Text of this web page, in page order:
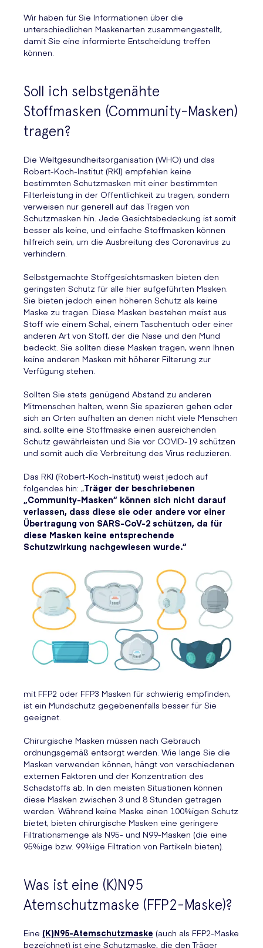
Wir haben für Sie Informationen über die
unterschiedlichen Maskenarten zusammengestellt,
damit Sie eine informierte Entscheidung treffen
können.
Soll ich selbstgenähte
Stoffmasken (Community-Masken)
tragen?
Die Weltgesundheitsorganisation (WHO) und das
Robert-Koch-Institut (RKI) empfehlen keine
bestimmten Schutzmasken mit einer bestimmten
Filterleistung in der Öffentlichkeit zu tragen, sondern
verweisen nur generell auf das Tragen von
Schutzmasken hin. Jede Gesichtsbedeckung ist somit
besser als keine, und einfache Stoffmasken können
hilfreich sein, um die Ausbreitung des Coronavirus zu
verhindern.
Selbstgemachte Stoffgesichtsmasken bieten den
geringsten Schutz für alle hier aufgeführten Masken.
Sie bieten jedoch einen höheren Schutz als keine
Maske zu tragen. Diese Masken bestehen meist aus
Stoff wie einem Schal, einem Taschentuch oder einer
anderen Art von Stoff, der die Nase und den Mund
bedeckt. Sie sollten diese Masken tragen, wenn Ihnen
keine anderen Masken mit höherer Filterung zur
Verfügung stehen.
Sollten Sie stets genügend Abstand zu anderen
Mitmenschen halten, wenn Sie spazieren gehen oder
sich an Orten aufhalten an denen nicht viele Menschen
sind, sollte eine Stoffmaske einen ausreichenden
Schutz gewährleisten und Sie vor COVID-19 schützen
und somit auch die Verbreitung des Virus reduzieren.
Das RKI (Robert-Koch-Institut) weist jedoch auf
folgendes hin: „Träger der beschriebenen
„Community-Masken“ können sich nicht darauf
verlassen, dass diese sie oder andere vor einer
Übertragung von SARS-CoV-2 schützen, da für
diese Masken keine entsprechende
Schutzwirkung nachgewiesen wurde.“
mit FFP2 oder FFP3 Masken für schwierig empfinden,
ist ein Mundschutz gegebenenfalls besser für Sie
geeignet.
Chirurgische Masken müssen nach Gebrauch
ordnungsgemäß entsorgt werden. Wie lange Sie die
Masken verwenden können, hängt von verschiedenen
externen Faktoren und der Konzentration des
Schadstoffs ab. In den meisten Situationen können
diese Masken zwischen 3 und 8 Stunden getragen
werden. Während keine Maske einen 100%igen Schutz
bietet, bieten chirurgische Masken eine geringere
Filtrationsmenge als N95- und N99-Masken (die eine
95%ige bzw. 99%ige Filtration von Partikeln bieten).
Was ist eine (K)N95
Atemschutzmaske (FFP2-Maske)?
Eine (K)N95-Atemschutzmaske (auch als FFP2-Maske
bezeichnet) ist eine Schutzmaske, die den Träger